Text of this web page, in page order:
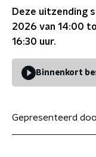
Deze uitzending
2026 van 14:00
16:30 uur.
Binnenkort
Gepresenteerd